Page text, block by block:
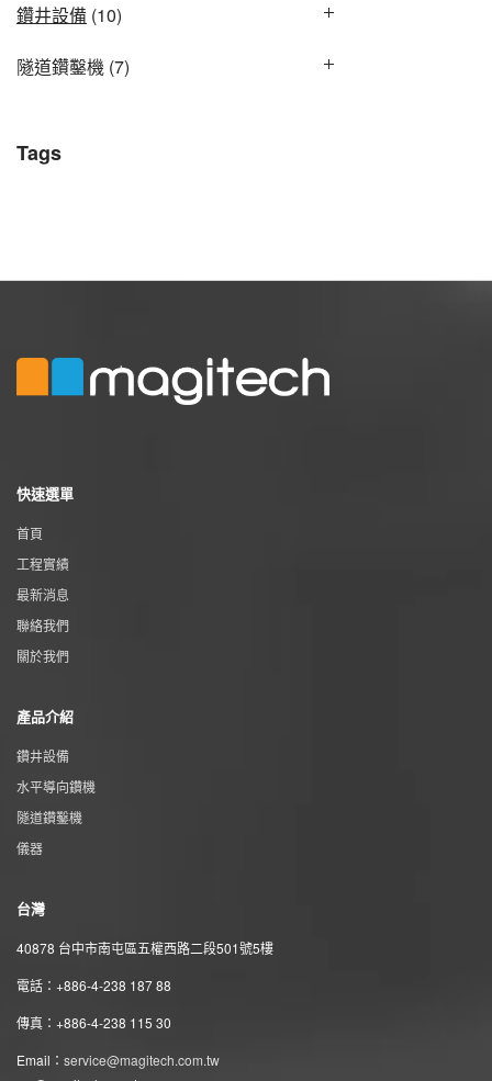
鑽井設備 (10)
隧道鑽鑿機 (7)
Tags
快速選單
首頁
工程實績
最新消息
聯絡我們
關於我們
產品介紹
鑽井設備
水平導向鑽機
隧道鑽鑿機
儀器
台灣
40878 台中市南屯區五權西路二段501號5樓
電話：+886-4-238 187 88
傳真：+886-4-238 115 30
Email： service@magitech.com.tw